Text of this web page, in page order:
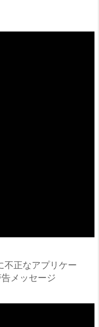
不正なアプリケー
メッセージ